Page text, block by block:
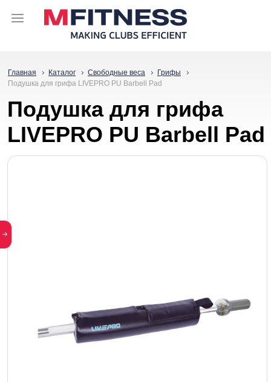
Главная Каталог Свободные веса
Грифы
Подушка для грифа LIVEPRO PU Barbell Pad
Подушка для грифа
LIVEPRO PU Barbell Pad